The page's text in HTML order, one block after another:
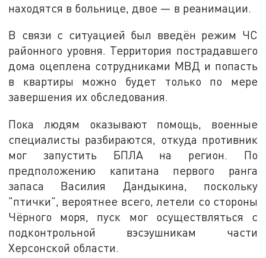
находятся в больнице, двое — в реанимации.
В связи с ситуацией был введён режим ЧС
районного уровня. Территория пострадавшего
дома оцеплена сотрудниками МВД и попасть
в квартиры можно будет только по мере
завершения их обследования.
Пока людям оказывают помощь, военные
специалисты разбираются, откуда противник
мог запустить БПЛА на регион. По
предположению капитана первого ранга
запаса Василия Дандыкина, поскольку
"птички", вероятнее всего, летели со стороны
Чёрного моря, пуск мог осуществляться с
подконтрольной вэсэушникам части
Херсонской области.